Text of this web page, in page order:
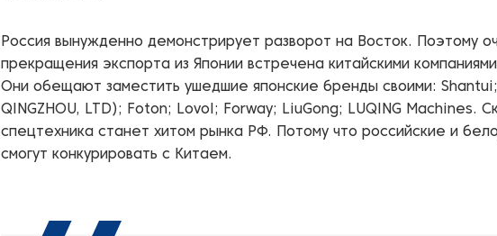
Россия вынужденно демонстрирует разворот на Восток. Поэтому
прекращения экспорта из Японии встречена китайскими
Они обещают заместить ушедшие японские бренды своими: Shantui;
QINGZHOU, LTD); Foton; Lovol; Forway; LiuGong; LUQING Machines.
спецтехника станет хитом рынка РФ. Потому что российские и
смогут конкурировать с Китаем.